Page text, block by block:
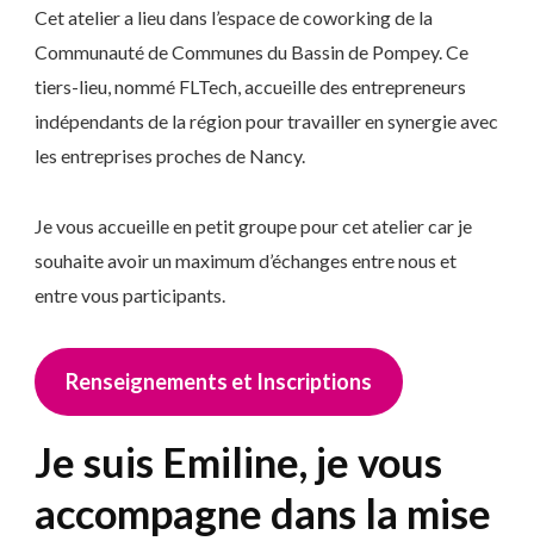
Cet atelier a lieu dans l’espace de coworking de la
Communauté de Communes du Bassin de Pompey. Ce
tiers-lieu, nommé FLTech, accueille des entrepreneurs
indépendants de la région pour travailler en synergie avec
les entreprises proches de Nancy.
Je vous accueille en petit groupe pour cet atelier car je
souhaite avoir un maximum d’échanges entre nous et
entre vous participants.
Renseignements et Inscriptions
Je suis Emiline, je vous
accompagne dans la mise